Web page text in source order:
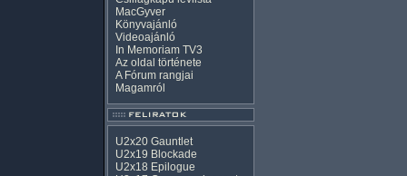
MacGyver
Könyvajánló
Videoajánló
In Memoriam TV3
Az oldal története
A Fórum rangjai
Magamról
U2x20 Gauntlet
U2x19 Blockade
U2x18 Epilogue